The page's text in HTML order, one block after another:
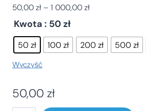
50,00 zł – 1 000,00 złZ
r
e
n
Kwota : 50 zł
50 zł 100 zł 200 zł 500 zł
Wyczyść
50,00 zł